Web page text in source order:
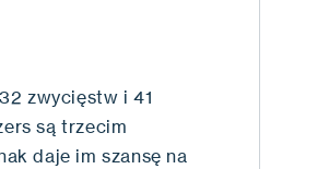
zwycięstw i 41
są trzecim
daje im szansę na